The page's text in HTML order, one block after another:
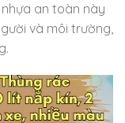
an toàn này
và môi trường,